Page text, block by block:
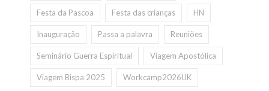
Festa da Pascoa Festa das crianças HN
Inauguração Passa a palavra Reuniões
Seminário Guerra Espiritual Viagem Apostólica
Viagem Bispa 2025 Workcamp2026UK